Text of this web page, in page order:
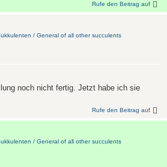
Rufe den Beitrag auf
/ General of all other succulents
noch nicht fertig. Jetzt habe ich sie
Rufe den Beitrag auf
/ General of all other succulents